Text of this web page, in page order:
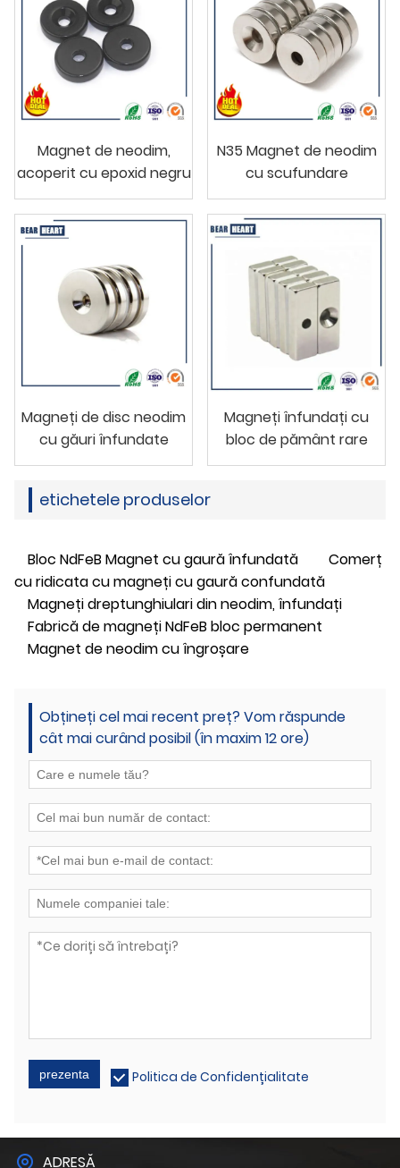
Magnet de neodim,
acoperit cu epoxid negru
N35 Magnet de neodim
cu scufundare
Magneți de disc neodim
cu găuri înfundate
Magneți înfundați cu
bloc de pământ rare
etichetele produselor
Bloc NdFeB Magnet cu gaură înfundată
Comerț
cu ridicata cu magneți cu gaură confundată
Magneți dreptunghiulari din neodim, înfundați
Fabrică de magneți NdFeB bloc permanent
Magnet de neodim cu îngroșare
Obțineți cel mai recent preț? Vom răspunde
cât mai curând posibil (în maxim 12 ore)
prezenta Politica de Confidențialitate
ADRESĂ